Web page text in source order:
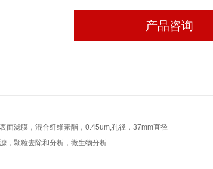
产品咨询
面滤膜，混合纤维素酯，0.45um,孔径，37mm直径
，颗粒去除和分析，微生物分析